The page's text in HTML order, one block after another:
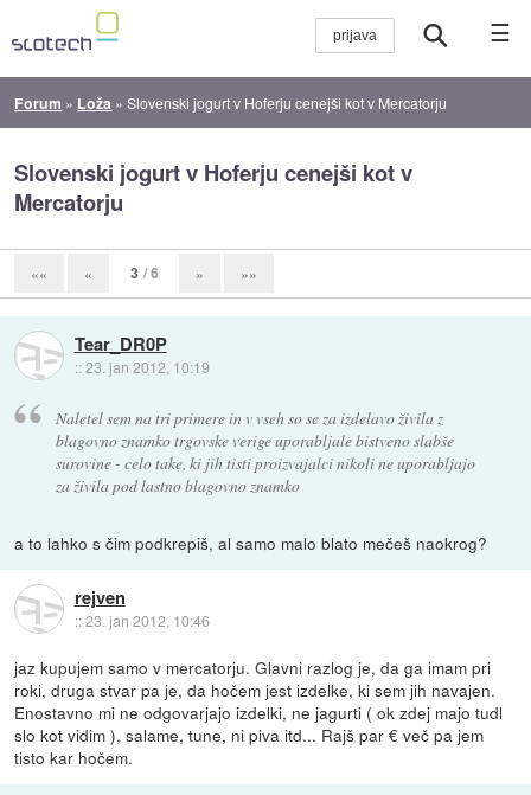
☰
Forum » Loža »Slovenski jogurt v Hoferju cenejši kot v Mercatorju
Slovenski jogurt v Hoferju cenejši kot v
Mercatorju
«« « 3 / 6 » »»
Tear_DR0P
::23. jan 2012, 10:19
Naletel sem na tri primere in v vseh so se za izdelavo živila z
blagovno znamko trgovske verige uporabljale bistveno slabše
surovine - celo take, ki jih tisti proizvajalci nikoli ne uporabljajo
za živila pod lastno blagovno znamko
a to lahko s čim podkrepiš, al samo malo blato mečeš naokrog?
rejven
::23. jan 2012, 10:46
jaz kupujem samo v mercatorju. Glavni razlog je, da ga imam pri
roki, druga stvar pa je, da hočem jest izdelke, ki sem jih navajen.
Enostavno mi ne odgovarjajo izdelki, ne jagurti ( ok zdej majo tudl
slo kot vidim ), salame, tune, ni piva itd... Rajš par € več pa jem
tisto kar hočem.